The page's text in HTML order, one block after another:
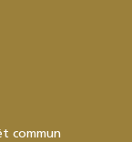
commun